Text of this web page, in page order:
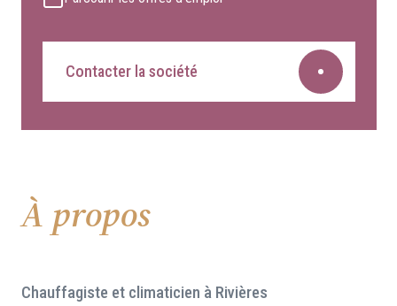
Contacter la société
À propos
Chauffagiste et climaticien à Rivières